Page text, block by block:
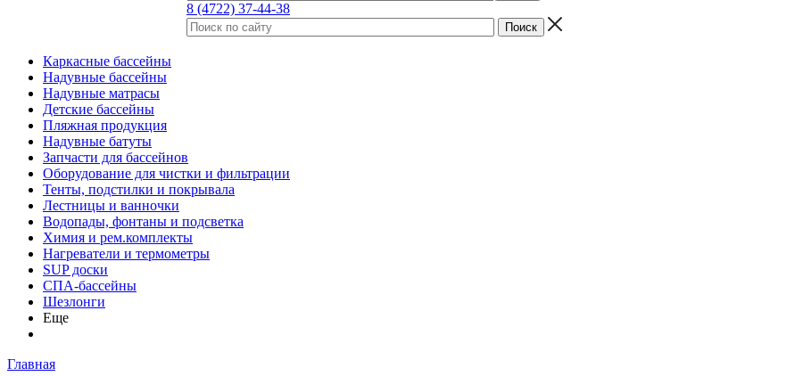
8 (4722) 37-44-38
Каркасные бассейны
Надувные бассейны
Надувные матрасы
Детские бассейны
Пляжная продукция
Надувные батуты
Запчасти для бассейнов
Оборудование для чистки и фильтрации
Тенты, подстилки и покрывала
Лестницы и ванночки
Водопады, фонтаны и подсветка
Химия и рем.комплекты
Нагреватели и термометры
SUP доски
СПА-бассейны
Шезлонги
Еще
Главная